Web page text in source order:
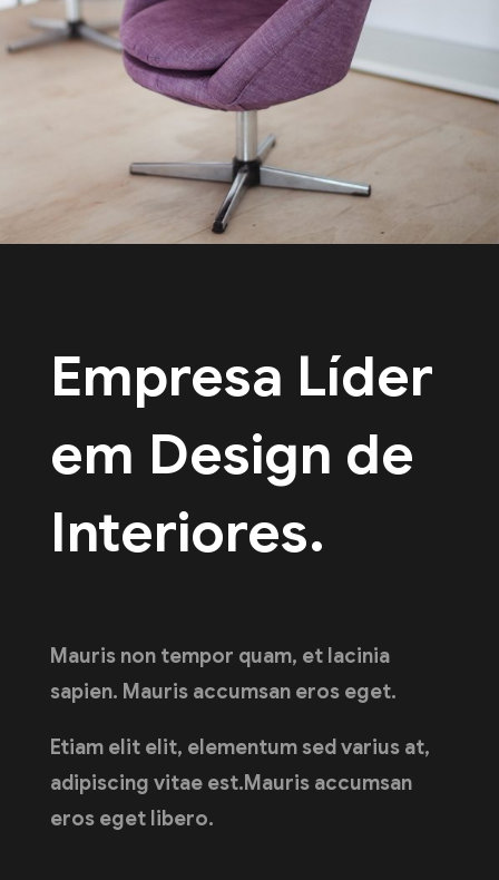
Empresa Líder
em Design de
Interiores.
Mauris non tempor quam, et lacinia
sapien. Mauris accumsan eros eget.
Etiam elit elit, elementum sed varius at,
adipiscing vitae est.Mauris accumsan
eros eget libero.